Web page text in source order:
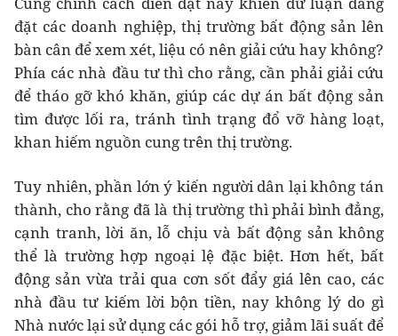
đặt các doanh nghiệp, thị trường bất động sản lên
bàn cân để xem xét, liệu có nên giải cứu hay không?
Phía các nhà đầu tư thì cho rằng, cần phải giải cứu
để tháo gỡ khó khăn, giúp các dự án bất động sản
tìm được lối ra, tránh tình trạng đổ vỡ hàng loạt,
khan hiếm nguồn cung trên thị trường.
Tuy nhiên, phần lớn ý kiến người dân lại không tán
thành, cho rằng đã là thị trường thì phải bình đẳng,
cạnh tranh, lời ăn, lỗ chịu và bất động sản không
thể là trường hợp ngoại lệ đặc biệt. Hơn hết, bất
động sản vừa trải qua cơn sốt đẩy giá lên cao, các
nhà đầu tư kiếm lời bộn tiền, nay không lý do gì
Nhà nước lại sử dụng các gói hỗ trợ, giảm lãi suất để